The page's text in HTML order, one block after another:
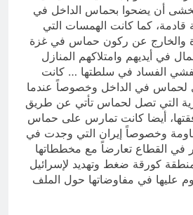
أن يضحوا بحماس الداخل في
كما كانت الهمسات التي
والخارج عن ركون حماس في غزة
في أيديهم وامتلاكهم المنازل
الفساد في سلطتها … كانت
لحماس في الداخل وخصوصاً عندما
التي تصل لحماس تأتي عن طريق
أيضا كانت تمارس على حماس
وخصوصاً إيران التي وجدت في
في القطاع تعارضاً مع مخططاتها
كورقة ضغط وتهديد لإسرائيل
عليها في مفاوضاتها حول الملف